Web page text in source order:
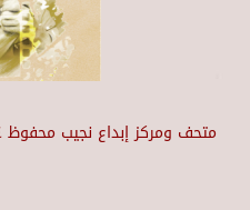
متحف ومركز إبداع نجيب محفوظ ١١٤ عاماً على ميلاد صاحب الثلاثية